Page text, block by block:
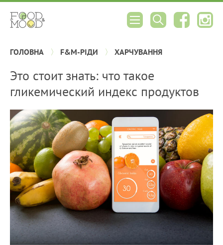
ГОЛОВНА F&M-РІДИ ХАРЧУВАННЯ
Это стоит знать: что такое
гликемический индекс продуктов